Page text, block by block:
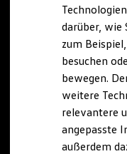
Kosten und
E-Auto-
Software
Die ID.
ID.
Digitale
darüber, wie
zum
besuchen
bewegen.
weitere
relevantere
angepasste
außerdem